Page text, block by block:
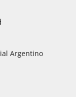
Argentino